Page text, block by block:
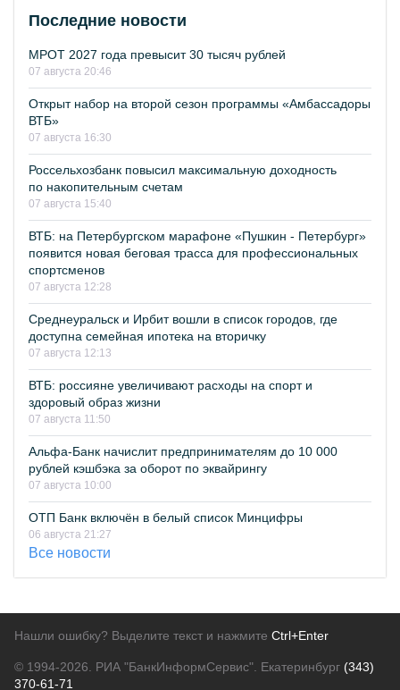
Последние новости
МРОТ 2027 года превысит 30 тысяч рублей
07 августа 20:46
Открыт набор на второй сезон программы «Амбассадоры
ВТБ»
07 августа 16:30
Россельхозбанк повысил максимальную доходность
по накопительным счетам
07 августа 15:40
ВТБ: на Петербургском марафоне «Пушкин - Петербург»
появится новая беговая трасса для профессиональных
спортсменов
07 августа 12:28
Среднеуральск и Ирбит вошли в список городов, где
доступна семейная ипотека на вторичку
07 августа 12:13
ВТБ: россияне увеличивают расходы на спорт и
здоровый образ жизни
07 августа 11:50
Альфа-Банк начислит предпринимателям до 10 000
рублей кэшбэка за оборот по эквайрингу
07 августа 10:00
ОТП Банк включён в белый список Минцифры
06 августа 21:27
Все новости
Нашли ошибку? Выделите текст и нажмите Ctrl+Enter
© 1994-2026. РИА "БанкИнформСервис". Екатеринбург (343)
370-61-71